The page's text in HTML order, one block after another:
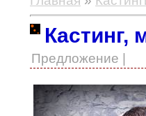
Кастинг,
Предложение |